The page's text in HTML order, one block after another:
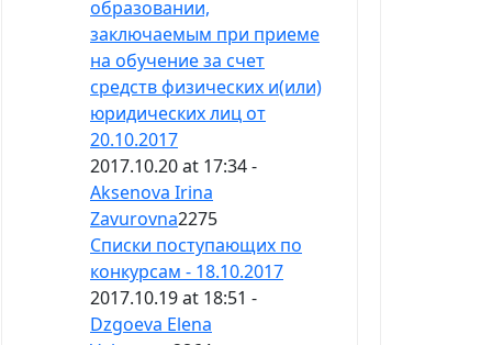
образовании,
заключаемым при приеме
на обучение за счет
средств физических и(или)
юридических лиц от
20.10.2017
2017.10.20 at 17:34 -
Aksenova Irina
Zavurovna2275
Списки поступающих по
конкурсам - 18.10.2017
2017.10.19 at 18:51 -
Dzgoeva Elena